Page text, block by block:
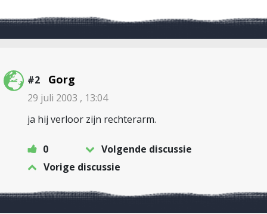
#2 Gorg
29 juli 2003 , 13:04
ja hij verloor zijn rechterarm.
0
Volgende discussie
Vorige discussie